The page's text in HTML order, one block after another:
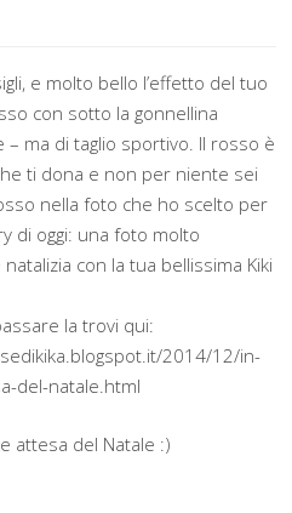
e molto bello l’effetto del tuo
con sotto la gonnellina
– ma di taglio sportivo. Il rosso è
ti dona e non per niente sei
nella foto che ho scelto per
di oggi: una foto molto
con la tua bellissima Kiki
la trovi qui:
2014/12/in-
del-natale.html
attesa del Natale :)